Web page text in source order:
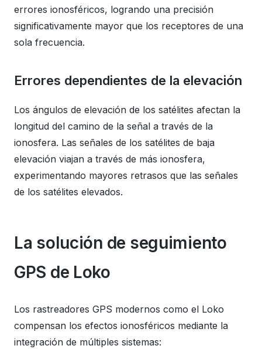
errores ionosféricos, logrando una precisión
significativamente mayor que los receptores de una
sola frecuencia.
Errores dependientes de la elevación
Los ángulos de elevación de los satélites afectan la
longitud del camino de la señal a través de la
ionosfera. Las señales de los satélites de baja
elevación viajan a través de más ionosfera,
experimentando mayores retrasos que las señales
de los satélites elevados.
La solución de seguimiento
GPS de Loko
Los rastreadores GPS modernos como el Loko
compensan los efectos ionosféricos mediante la
integración de múltiples sistemas: